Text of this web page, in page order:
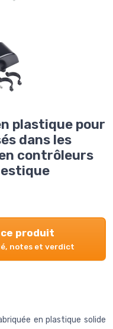
plastique pour
dans les
contrôleurs
produit
notes et verdict
en plastique solide